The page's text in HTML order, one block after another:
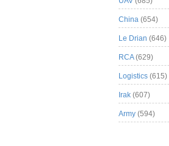
China (654)
Le Drian (646)
RCA(629)
Logistics (615)
Irak (607)
Army (594)